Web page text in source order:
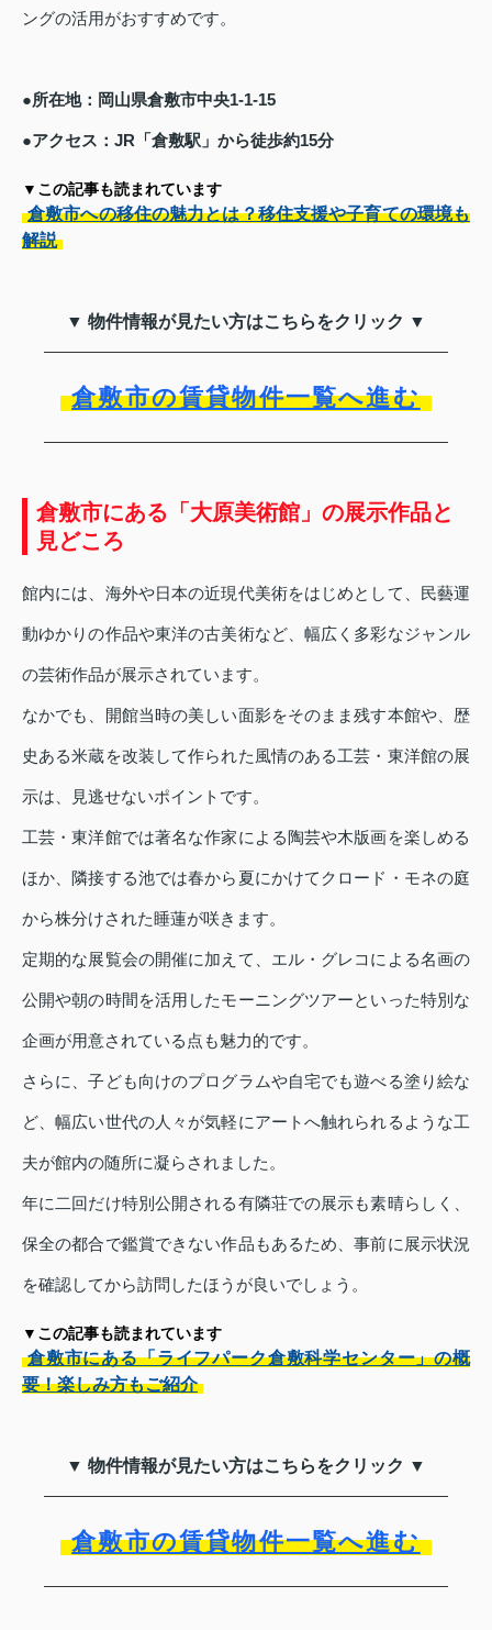
ングの活用がおすすめです。
●所在地：岡山県倉敷市中央1-1-15
●アクセス：JR「倉敷駅」から徒歩約15分
▼この記事も読まれています
倉敷市への移住の魅力とは？移住支援や子育ての環境も
解説
▼ 物件情報が見たい方はこちらをクリック ▼
倉敷市の賃貸物件一覧へ進む
倉敷市にある「大原美術館」の展示作品と
見どころ
館内には、海外や日本の近現代美術をはじめとして、民藝運
動ゆかりの作品や東洋の古美術など、幅広く多彩なジャンル
の芸術作品が展示されています。
なかでも、開館当時の美しい面影をそのまま残す本館や、歴
史ある米蔵を改装して作られた風情のある工芸・東洋館の展
示は、見逃せないポイントです。
工芸・東洋館では著名な作家による陶芸や木版画を楽しめる
ほか、隣接する池では春から夏にかけてクロード・モネの庭
から株分けされた睡蓮が咲きます。
定期的な展覧会の開催に加えて、エル・グレコによる名画の
公開や朝の時間を活用したモーニングツアーといった特別な
企画が用意されている点も魅力的です。
さらに、子ども向けのプログラムや自宅でも遊べる塗り絵な
ど、幅広い世代の人々が気軽にアートへ触れられるような工
夫が館内の随所に凝らされました。
年に二回だけ特別公開される有隣荘での展示も素晴らしく、
保全の都合で鑑賞できない作品もあるため、事前に展示状況
を確認してから訪問したほうが良いでしょう。
▼この記事も読まれています
倉敷市にある「ライフパーク倉敷科学センター」の概
要！楽しみ方もご紹介
▼ 物件情報が見たい方はこちらをクリック ▼
倉敷市の賃貸物件一覧へ進む